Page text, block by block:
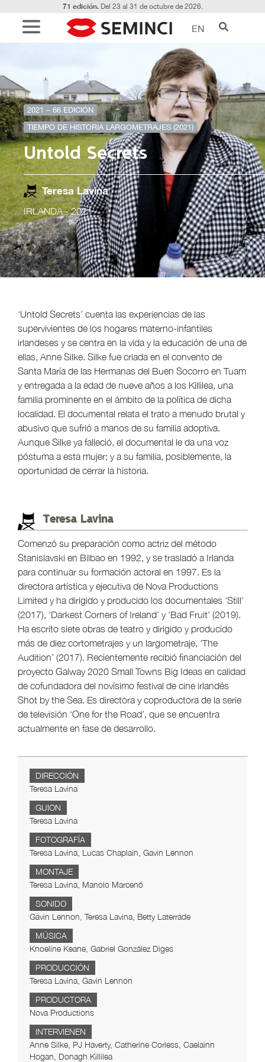
71 edición.Del 23 al 31 de octubre de 2026.
EN
2021 – 66 EDICIÓN
TIEMPO DE HISTORIA LARGOMETRAJES (2021)
Untold Secrets
Teresa Lavina
IRLANDA- 2021
‘Untold Secrets’ cuenta las experiencias de las
supervivientes de los hogares materno-infantiles
irlandeses y se centra en la vida y la educación de una de
ellas, Anne Silke. Silke fue criada en el convento de
Santa María de las Hermanas del Buen Socorro en Tuam
y entregada a la edad de nueve años a los Killilea, una
familia prominente en el ámbito de la política de dicha
localidad. El documental relata el trato a menudo brutal y
abusivo que sufrió a manos de su familia adoptiva.
Aunque Silke ya falleció, el documental le da una voz
póstuma a esta mujer; y a su familia, posiblemente, la
oportunidad de cerrar la historia.
Teresa Lavina
Comenzó su preparación como actriz del método
Stanislavski en Bilbao en 1992, y se trasladó a Irlanda
para continuar su formación actoral en 1997. Es la
directora artística y ejecutiva de Nova Productions
Limited y ha dirigido y producido los documentales ‘Still’
(2017), ‘Darkest Corners of Ireland’ y ‘Bad Fruit’ (2019).
Ha escrito siete obras de teatro y dirigido y producido
más de diez cortometrajes y un largometraje, ‘The
Audition’ (2017). Recientemente recibió financiación del
proyecto Galway 2020 Small Towns Big Ideas en calidad
de cofundadora del novísimo festival de cine irlandés
Shot by the Sea. Es directora y coproductora de la serie
de televisión ‘One for the Road’, que se encuentra
actualmente en fase de desarrollo.
DIRECCIÓN
Teresa Lavina
GUION
Teresa Lavina
FOTOGRAFÍA
Teresa Lavina, Lucas Chaplain, Gavin Lennon
MONTAJE
Teresa Lavina, Manolo Marcenó
SONIDO
Gavin Lennon, Teresa Lavina, Betty Laterrade
MÚSICA
Knoeline Keane, Gabriel González Diges
PRODUCCIÓN
Teresa Lavina, Gavin Lennon
PRODUCTORA
Nova Productions
INTERVIENEN
Anne Silke, PJ Haverty, Catherine Corless, Caelainn
Hogan, Donagh Killilea